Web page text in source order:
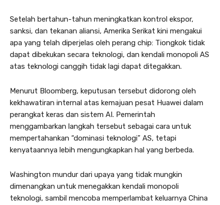
k
e
k
o
n
e
n
Setelah bertahun-tahun meningkatkan kontrol ekspor,
sanksi, dan tekanan aliansi, Amerika Serikat kini mengakui
apa yang telah diperjelas oleh perang chip: Tiongkok tidak
dapat dibekukan secara teknologi, dan kendali monopoli AS
atas teknologi canggih tidak lagi dapat ditegakkan.
Menurut Bloomberg, keputusan tersebut didorong oleh
kekhawatiran internal atas kemajuan pesat Huawei dalam
perangkat keras dan sistem AI. Pemerintah
menggambarkan langkah tersebut sebagai cara untuk
mempertahankan “dominasi teknologi” AS, tetapi
kenyataannya lebih mengungkapkan hal yang berbeda.
Washington mundur dari upaya yang tidak mungkin
dimenangkan untuk menegakkan kendali monopoli
teknologi, sambil mencoba memperlambat keluarnya China